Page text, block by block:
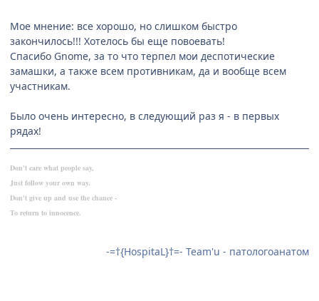
Мое мнение: все хорошо, но слишком быстро
закончилось!!! Хотелось бы еще повоевать!
Спасибо Gnome, за то что терпел мои деспотические
замашки, а также всем противникам, да и вообще всем
участникам.
Было очень интересно, в следующий раз я - в первых
рядах!
Don't care what people say,
Just follow your own way.
Don't give up and use the chance -
To return to innocence.
-=†{HospitaL}†=- Team'u - патологоанатом